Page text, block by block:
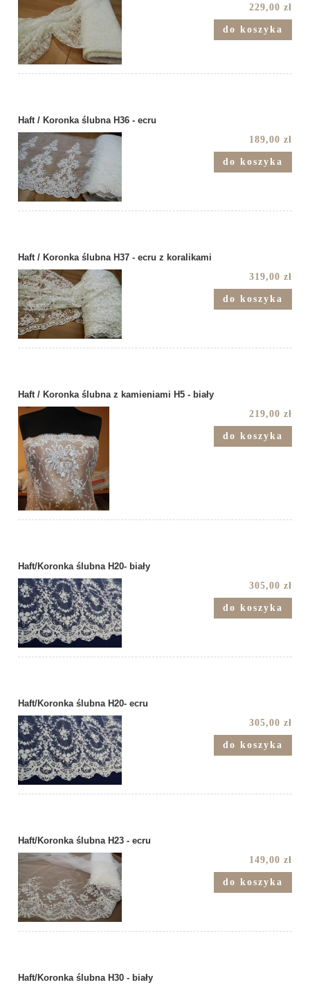
229,00 zł
do koszyka
Haft / Koronka ślubna H36 - ecru
189,00 zł
do koszyka
Haft / Koronka ślubna H37 - ecru z koralikami
319,00 zł
do koszyka
Haft / Koronka ślubna z kamieniami H5 - biały
219,00 zł
do koszyka
Haft/Koronka ślubna H20- biały
305,00 zł
do koszyka
Haft/Koronka ślubna H20- ecru
305,00 zł
do koszyka
Haft/Koronka ślubna H23 - ecru
149,00 zł
do koszyka
Haft/Koronka ślubna H30 - biały